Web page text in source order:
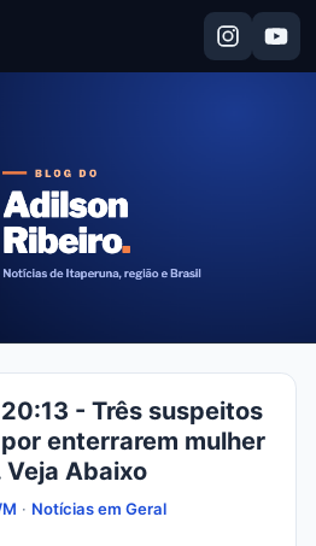
- Três suspeitos
enterrarem mulher
Veja Abaixo
· Notícias em Geral